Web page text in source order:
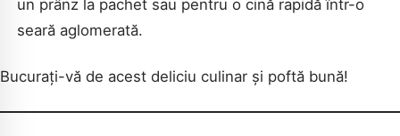
un prânz la pachet sau pentru o cină rapidă într-o
seară aglomerată.
Bucurați-vă de acest deliciu culinar și poftă bună!